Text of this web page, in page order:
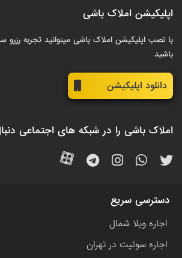
اپلیکیشن املاک باشی
با نصب اپلیکیشن املاک باشی میتوانید تجربه رزرو
باشید
دانلود اپلیکیشن
املاک باشی را در شبکه های اجتماعی
دسترسی سریع
اجاره ویلا شمال
اجاره سوئیت در تهران